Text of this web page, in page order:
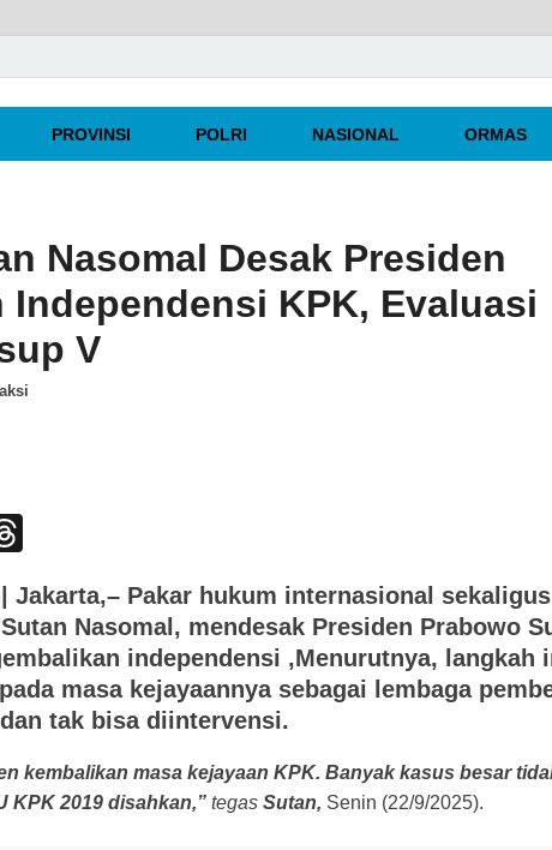
PROVINSI POLRI NASIONAL ORMAS
Nasomal Desak Presiden
Independensi KPK, Evaluasi
V
e
a
d
s
Jakarta,– Pakar hukum internasional
Nasomal, mendesak Presiden Prabowo
independensi ,Menurutnya, langkah
masa kejayaannya sebagai lembaga
tak bisa diintervensi.
kembalikan masa kejayaan KPK. Banyak kasus besar
KPK 2019 disahkan,” tegas Sutan, Senin (22/9/2025).